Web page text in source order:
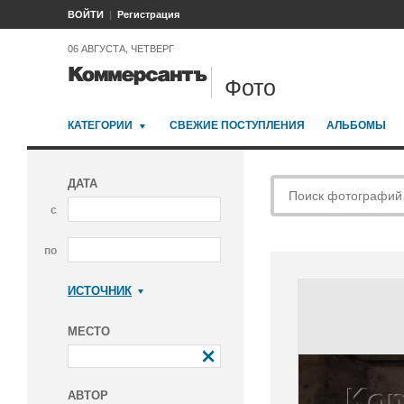
ВОЙТИ Регистрация
06 АВГУСТА, ЧЕТВЕРГ
Фото
КАТЕГОРИИ СВЕЖИЕ ПОСТУПЛЕНИЯ АЛЬБОМЫ
ДАТА
с
по
ИСТОЧНИК
МЕСТО
АВТОР